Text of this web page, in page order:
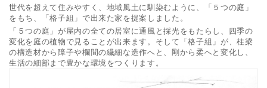
HOME
WORKS
PROFILE
CONCEPT
TOPICS
世代を超えて住みやすく、地域風土に馴染むように、「５つの庭」
をもち、「格子組」で出来た家を提案しました。
「５つの庭」が屋内の全ての居室に通風と採光をもたらし、四季の
変化を庭の植物で見ることが出来ます。そして「格子組」が、柱梁
の構造材から障子や欄間の繊細な造作へと、剛から柔へと変化し、
生活の細部まで豊かな環境をつくります。